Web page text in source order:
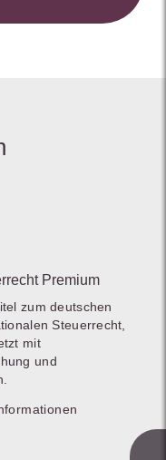
Premium
zum deutschen
Steuerrecht,
mit
und